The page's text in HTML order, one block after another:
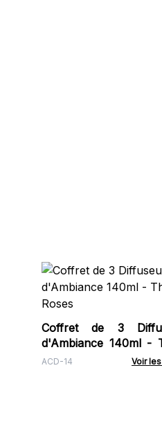
Coffret de 3
d'Ambiance 140ml -
Roses
ACD-14 Voir